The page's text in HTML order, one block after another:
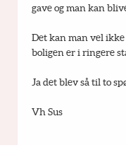
gave og man kan
Det kan man vel
boligen er i ringere
Ja det blev så til to
Vh Sus